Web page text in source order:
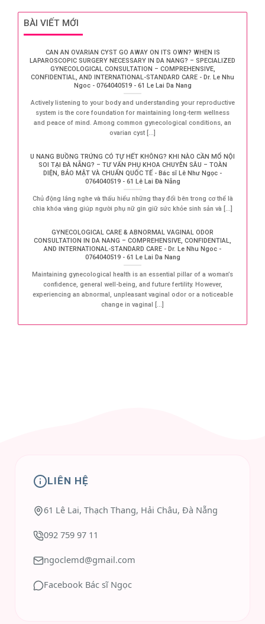
BÀI VIẾT MỚI
CAN AN OVARIAN CYST GO AWAY ON ITS OWN? WHEN IS
LAPAROSCOPIC SURGERY NECESSARY IN DA NANG? – SPECIALIZED
GYNECOLOGICAL CONSULTATION – COMPREHENSIVE,
CONFIDENTIAL, AND INTERNATIONAL-STANDARD CARE - Dr. Le Nhu
Ngoc - 0764040519 - 61 Le Lai Da Nang
Actively listening to your body and understanding your reproductive
system is the core foundation for maintaining long-term wellness
and peace of mind. Among common gynecological conditions, an
ovarian cyst [...]
U NANG BUỒNG TRỨNG CÓ TỰ HẾT KHÔNG? KHI NÀO CẦN MỔ NỘI
SOI TẠI ĐÀ NẴNG? – TƯ VẤN PHỤ KHOA CHUYÊN SÂU – TOÀN
DIỆN, BẢO MẬT VÀ CHUẨN QUỐC TẾ - Bác sĩ Lê Như Ngọc -
0764040519 - 61 Lê Lai Đà Nẵng
Chủ động lắng nghe và thấu hiểu những thay đổi bên trong cơ thể là
chìa khóa vàng giúp người phụ nữ gìn giữ sức khỏe sinh sản và [...]
GYNECOLOGICAL CARE & ABNORMAL VAGINAL ODOR
CONSULTATION IN DA NANG – COMPREHENSIVE, CONFIDENTIAL,
AND INTERNATIONAL-STANDARD CARE - Dr. Le Nhu Ngoc -
0764040519 - 61 Le Lai Da Nang
Maintaining gynecological health is an essential pillar of a woman’s
confidence, general well-being, and future fertility. However,
experiencing an abnormal, unpleasant vaginal odor or a noticeable
change in vaginal [...]
LIÊN HỆ
61 Lê Lai, Thạch Thang, Hải Châu, Đà Nẵng
092 759 97 11
ngoclemd@gmail.com
Facebook Bác sĩ Ngọc